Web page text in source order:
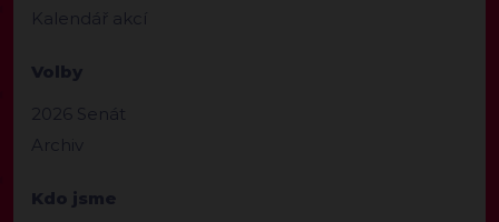
Kalendář akcí
Volby
2026 Senát
Archiv
Kdo jsme